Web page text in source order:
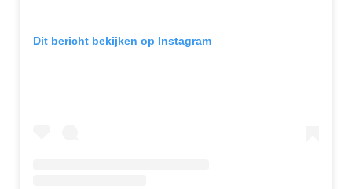
Dit bericht bekijken op Instagram